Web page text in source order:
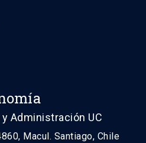
Administración UC
Macul. Santiago, Chile